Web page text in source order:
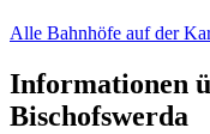
Alle Bahnhöfe auf der
Informationen
Bischofswerda